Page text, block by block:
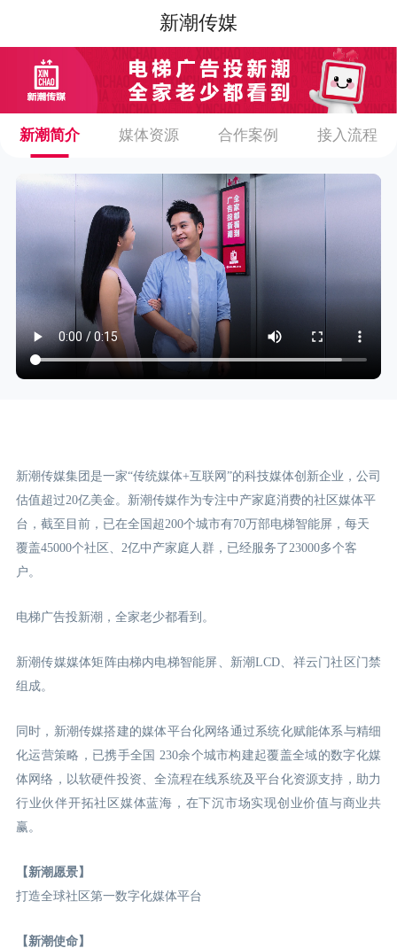
新潮传媒
新潮简介 媒体资源 合作案例 接入流程
新潮传媒集团是一家“传统媒体+互联网”的科技媒体创新企业，公司
估值超过20亿美金。新潮传媒作为专注中产家庭消费的社区媒体平
台，截至目前，已在全国超200个城市有70万部电梯智能屏，每天
覆盖45000个社区、2亿中产家庭人群，已经服务了23000多个客
户。
电梯广告投新潮，全家老少都看到。
新潮传媒媒体矩阵由梯内电梯智能屏、新潮LCD、祥云门社区门禁
组成。
同时，新潮传媒搭建的媒体平台化网络通过系统化赋能体系与精细
化运营策略，已携手全国 230余个城市构建起覆盖全域的数字化媒
体网络，以软硬件投资、全流程在线系统及平台化资源支持，助力
行业伙伴开拓社区媒体蓝海，在下沉市场实现创业价值与商业共
赢。
【新潮愿景】
打造全球社区第一数字化媒体平台
【新潮使命】